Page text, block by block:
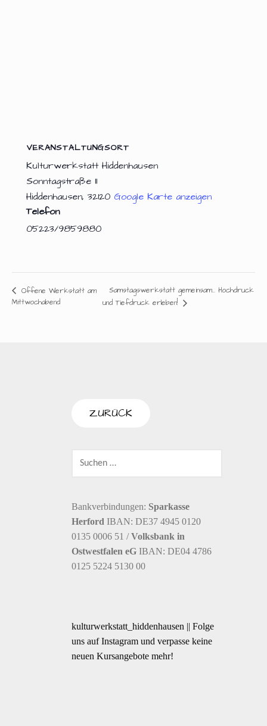
VERANSTALTUNGSORT
Kulturwerkstatt Hiddenhausen
Sonntagstraße 11
Hiddenhausen, 32120 Google Karte anzeigen
Telefon
05223/9859880
Offene Werkstatt am
Mittwochabend
Samstagswerkstatt gemeinsam… Hochdruck
und Tiefdruck erleben!
NACH:
Bankverbindungen: Sparkasse
HerfordIBAN: DE37 4945 0120
0135 0006 51 /Volksbank in
Ostwestfalen eGIBAN: DE04 4786
0125 5224 5130 00
kulturwerkstatt_hiddenhausen || Folge
uns auf Instagram und verpasse keine
neuen Kursangebote mehr!